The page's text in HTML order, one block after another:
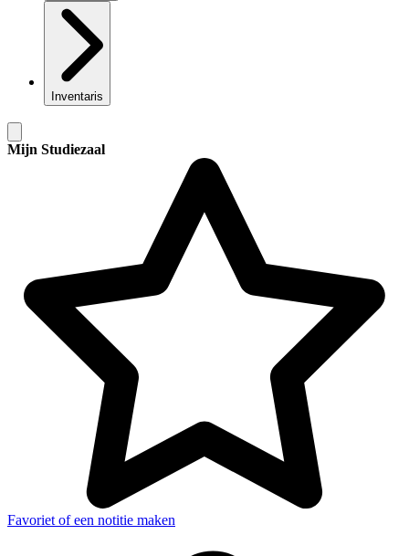
Inventaris
Mijn Studiezaal
Favoriet of een notitie maken